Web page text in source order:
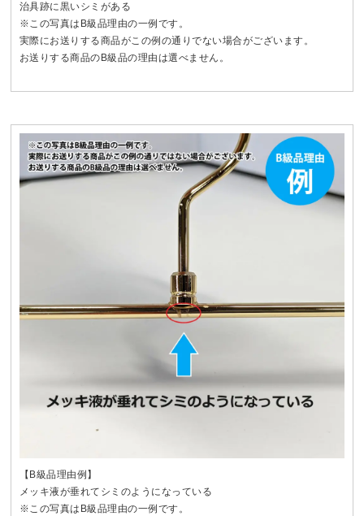
治具跡に黒いシミがある
※この写真はB級品理由の一例です。
実際にお送りする商品がこの例の通りでない場合がございます。
お送りする商品のB級品の理由は選べません。
【B級品理由例】
メッキ液が垂れてシミのようになっている
※この写真はB級品理由の一例です。